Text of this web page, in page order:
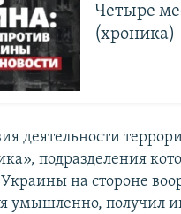
Четыре
(хроника)
деятельности
подразделения
Украины на стороне
умышленно, получил